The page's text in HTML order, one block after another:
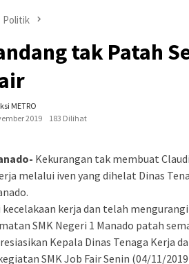
Politik
tak Patah
METRO
2019
183 Dilihat
Kekurangan tak membuat
melalui iven yang dihelat Dinas
kecelakaan kerja dan telah
SMK Negeri 1 Manado patah
Kepala Dinas Tenaga Kerja
SMK Job Fair Senin (04/11/